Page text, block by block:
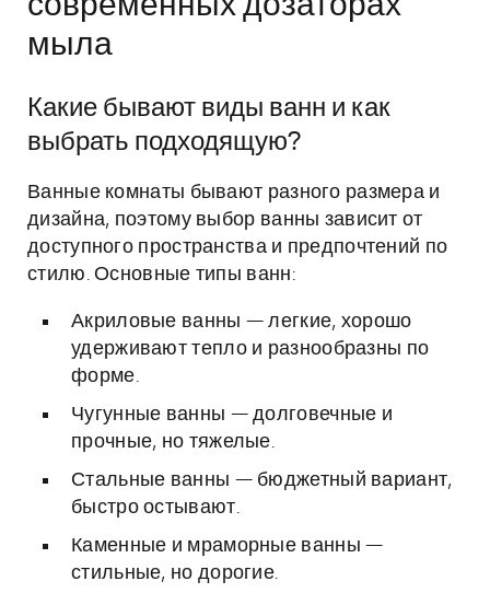
мыла
Какие бывают виды ванн и как
выбрать подходящую?
Ванные комнаты бывают разного размера и
дизайна, поэтому выбор ванны зависит от
доступного пространства и предпочтений по
стилю. Основные типы ванн:
Акриловые ванны — легкие, хорошо
удерживают тепло и разнообразны по
форме.
Чугунные ванны — долговечные и
прочные, но тяжелые.
Стальные ванны — бюджетный вариант,
быстро остывают.
Каменные и мраморные ванны —
стильные, но дорогие.